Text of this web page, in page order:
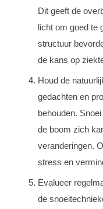
Dit geeft de
licht om goed te
structuur
de kans op
Houd de
gedachten en
behouden.
de boom zich
veranderingen.
stress en
Evalueer
de